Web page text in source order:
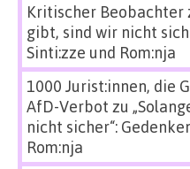
Kritischer Beobachter
gibt, sind wir nicht
Sinti:zze und Rom:nja
1000 Jurist:innen, die
AfD-Verbot zu
nicht sicher“:
Rom:nja